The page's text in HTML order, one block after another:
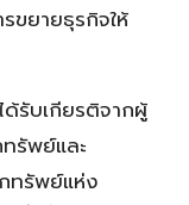
ขยายธุรกิจให้
รับเกียรติจากผู้
รัพย์และ
ทรัพย์แห่ง